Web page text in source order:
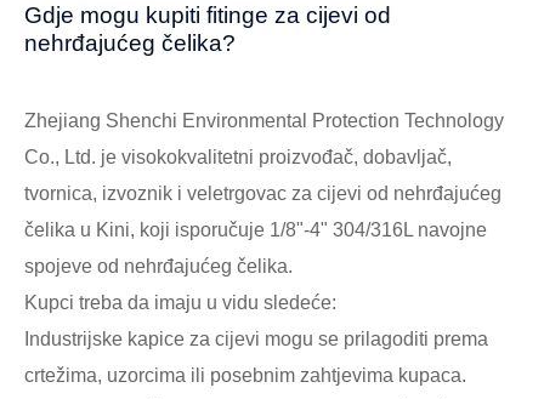
Gdje mogu kupiti fitinge za cijevi od
nehrđajućeg čelika?
Zhejiang Shenchi Environmental Protection Technology
Co., Ltd. je visokokvalitetni proizvođač, dobavljač,
tvornica, izvoznik i veletrgovac za cijevi od nehrđajućeg
čelika u Kini, koji isporučuje 1/8"-4" 304/316L navojne
spojeve od nehrđajućeg čelika.
Kupci treba da imaju u vidu sledeće:
Industrijske kapice za cijevi mogu se prilagoditi prema
crtežima, uzorcima ili posebnim zahtjevima kupaca.